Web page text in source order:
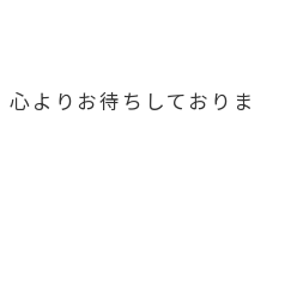
よりお待ちしておりま